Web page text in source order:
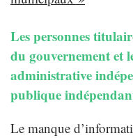
Les personnes
du gouvernement et
administrative
publique
Le manque